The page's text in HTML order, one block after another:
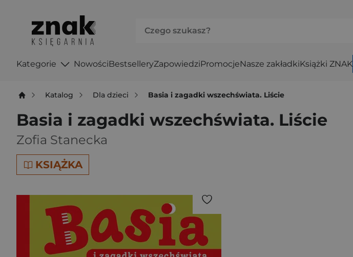
Kategorie NowościBestselleryZapowiedziPromocjeNasze zakładkiKsiążki ZNAK
Katalog Dla dzieci Basia i zagadki wszechświata. Liście
Basia i zagadki wszechświata. Liście
Zofia Stanecka
KSIĄŻKA